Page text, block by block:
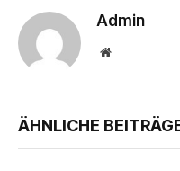
Admin
Website
ÄHNLICHE